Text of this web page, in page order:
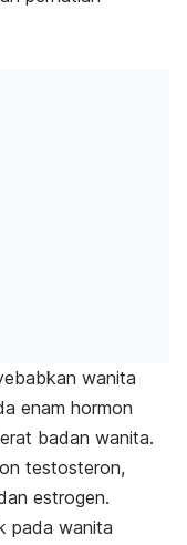
wanita
enam hormon
badan wanita.
testosteron,
estrogen.
pada wanita